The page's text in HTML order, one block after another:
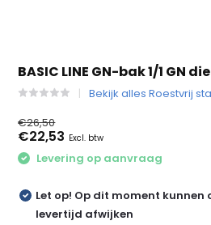
BASIC LINE GN-bak 1/1 GN
Bekijk alles Roestvrij
€26,50
€22,53 Excl. btw
Levering op aanvraag
Let op! Op dit moment kunnen
levertijd afwijken